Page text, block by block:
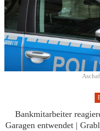
Bankmitarbeiter
Garagen entwendet |